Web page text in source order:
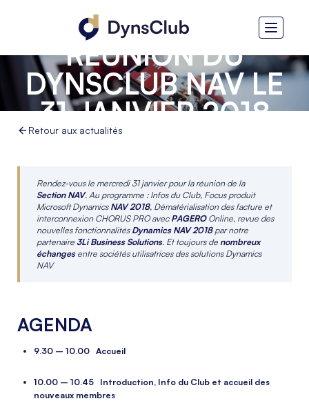
RÉUNION DU
DYNSCLUB NAV LE
31 JANVIER 2018
Retour aux actualités
Rendez-vous le mercredi 31 janvier pour la réunion de la
Section NAV. Au programme : Infos du Club, Focus produit
Microsoft Dynamics NAV 2018, Dématérialisation des facture et
interconnexion CHORUS PRO avec PAGEROOnline, revue des
nouvelles fonctionnalités Dynamics NAV 2018par notre
partenaire 3Li Business Solutions. Et toujours de nombreux
échangesentre sociétés utilisatrices des solutions Dynamics
NAV
AGENDA
9.30 – 10.00 Accueil
10.00 – 10.45 Introduction, Info du Club et accueil des
nouveaux membres